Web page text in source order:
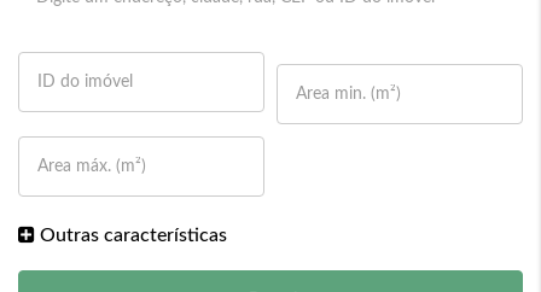
Outras características